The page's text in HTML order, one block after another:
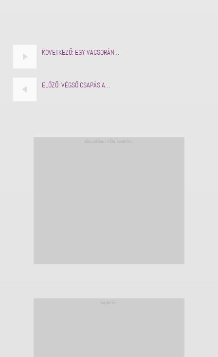
KÖVETKEZŐ: EGY VACSORÁN…
ELŐZŐ: VÉGSŐ CSAPÁS A…
társadalmi célú hirdetés
hirdetés